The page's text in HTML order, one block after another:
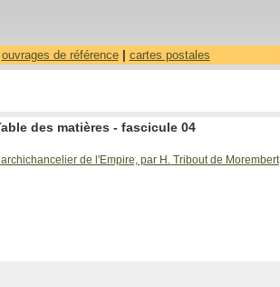
ouvrages de référence| cartes postales
des matières - fascicule 04
de l'Empire, par H. Tribout de Morembert